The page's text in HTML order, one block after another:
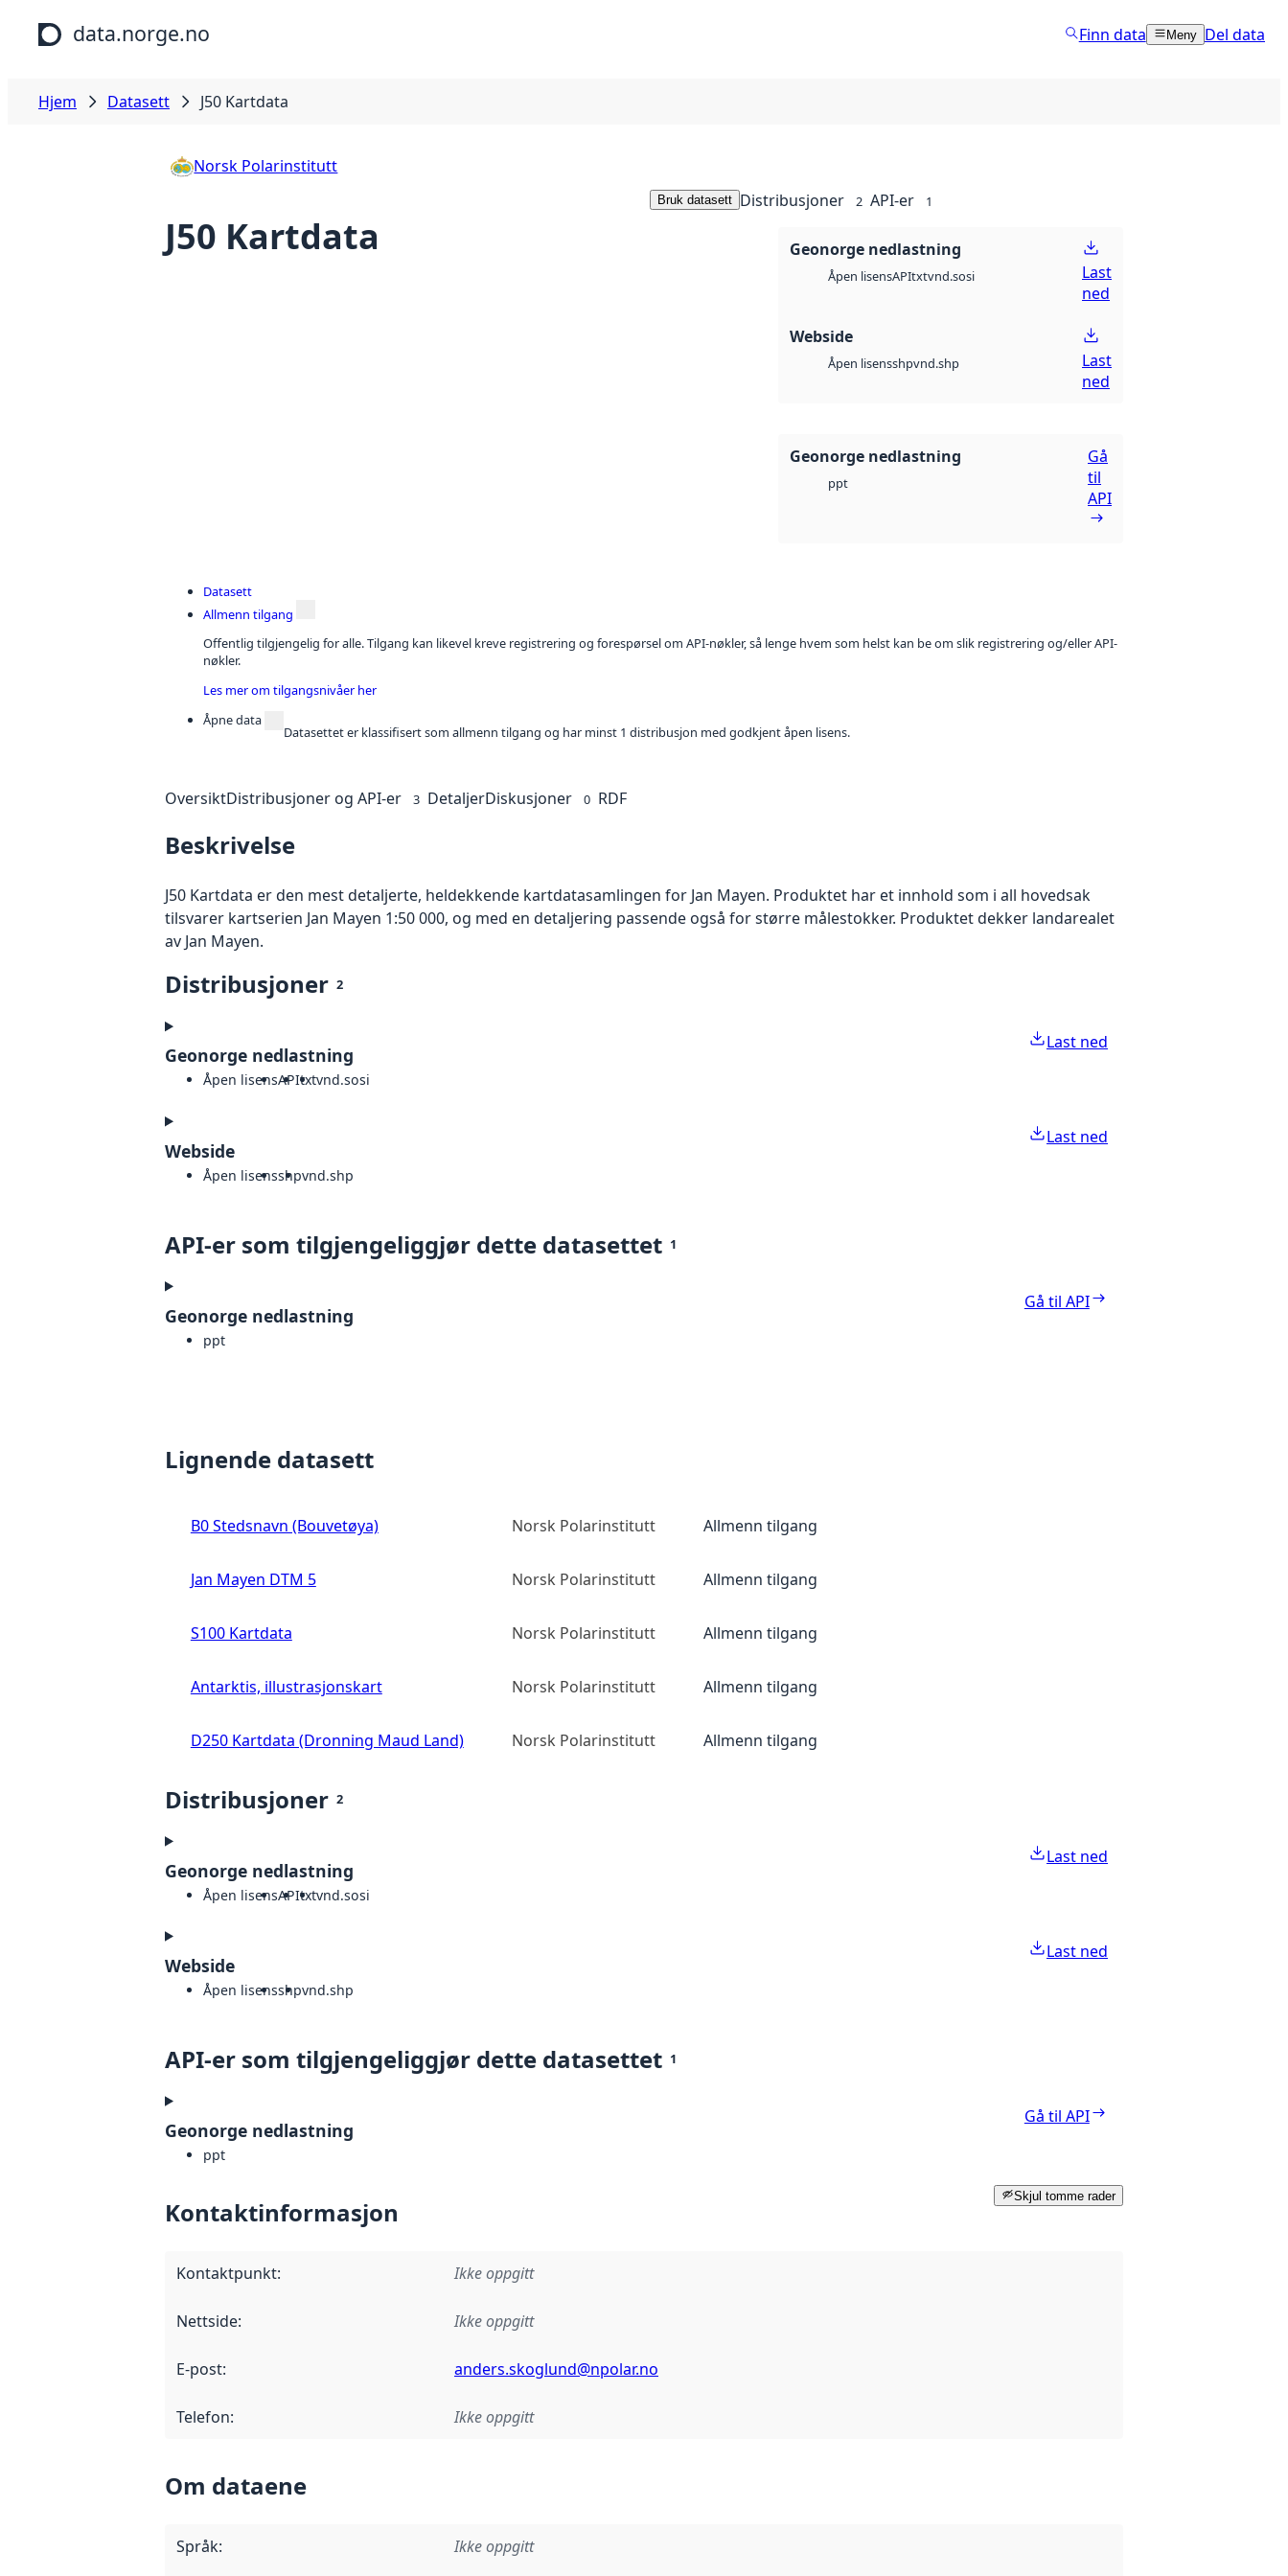
Hopp til hovedinnhold
data.norge.no Finn data Meny Del data
Hjem Datasett J50 Kartdata
Norsk Polarinstitutt
J50 Kartdata
Bruk datasett Distribusjoner 2 API-er 1
Geonorge nedlastning
Åpen lisensAPItxtvnd.sosi
Last
ned
Webside
Åpen lisensshpvnd.shp
Last
ned
Geonorge nedlastning
ppt
Gå
til
API
Datasett
Allmenn tilgang
Offentlig tilgjengelig for alle. Tilgang kan likevel kreve registrering og forespørsel om API-nøkler, så lenge hvem som helst kan be om slik registrering og/eller API-
nøkler.
Les mer om tilgangsnivåer her
Åpne data
Datasettet er klassifisert som allmenn tilgang og har minst 1 distribusjon med godkjent åpen lisens.
OversiktDistribusjoner og API-er 3 DetaljerDiskusjoner 0 RDF
Beskrivelse
J50 Kartdata er den mest detaljerte, heldekkende kartdatasamlingen for Jan Mayen. Produktet har et innhold som i all hovedsak
tilsvarer kartserien Jan Mayen 1:50 000, og med en detaljering passende også for større målestokker. Produktet dekker landarealet
av Jan Mayen.
Distribusjoner 2
Geonorge nedlastning
Åpen lisensAPItxtvnd.sosi
Last ned
Webside
Åpen lisensshpvnd.shp
Last ned
API-er som tilgjengeliggjør dette datasettet 1
Geonorge nedlastning
ppt
Gå til API
Lignende datasett
B0 Stedsnavn (Bouvetøya) Norsk Polarinstitutt Allmenn tilgang
Jan Mayen DTM 5 Norsk Polarinstitutt Allmenn tilgang
S100 Kartdata Norsk Polarinstitutt Allmenn tilgang
Antarktis, illustrasjonskart Norsk Polarinstitutt Allmenn tilgang
D250 Kartdata (Dronning Maud Land) Norsk Polarinstitutt Allmenn tilgang
Distribusjoner 2
Geonorge nedlastning
Åpen lisensAPItxtvnd.sosi
Last ned
Webside
Åpen lisensshpvnd.shp
Last ned
API-er som tilgjengeliggjør dette datasettet 1
Geonorge nedlastning
ppt
Gå til API
Skjul tomme rader
Kontaktinformasjon
Kontaktpunkt: Ikke oppgitt
Nettside: Ikke oppgitt
E-post: anders.skoglund@npolar.no
Telefon: Ikke oppgitt
Om dataene
Språk: Ikke oppgitt